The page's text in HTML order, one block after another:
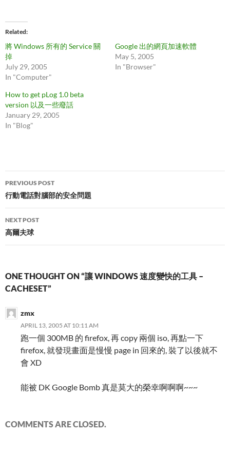
Related
將 Windows 所有的 Service 關
掉
July 29, 2005
In "Computer"
Google 出的網頁加速軟體
May 5, 2005
In "Browser"
How to get pLog 1.0 beta
version 以及一些廢話
January 29, 2005
In "Blog"
Post
navigation
PREVIOUS POST
行動電話對腦部的安全問題
NEXT POST
高爾夫球
ONE THOUGHT ON “讓 WINDOWS 速度變快的工具 –
CACHESET”
zmx
APRIL 13, 2005 AT 10:11 AM
跑一個 300MB 的 firefox, 再 copy 兩個 iso, 再點一下
firefox, 就發現畫面是慢慢 page in 回來的, 裝了以後就不
會 XD
能被 DK Google Bomb 真是莫大的榮幸啊啊啊~~~
COMMENTS ARE CLOSED.